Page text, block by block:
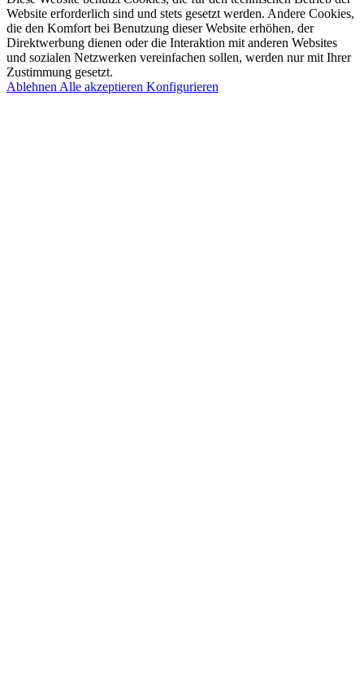
Website erforderlich sind und stets gesetzt werden. Andere Cookies,
die den Komfort bei Benutzung dieser Website erhöhen, der
Direktwerbung dienen oder die Interaktion mit anderen Websites
und sozialen Netzwerken vereinfachen sollen, werden nur mit Ihrer
Zustimmung gesetzt.
Ablehnen Alle akzeptieren Konfigurieren